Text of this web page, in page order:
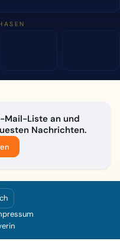
Mail-Liste an und
Nachrichten.